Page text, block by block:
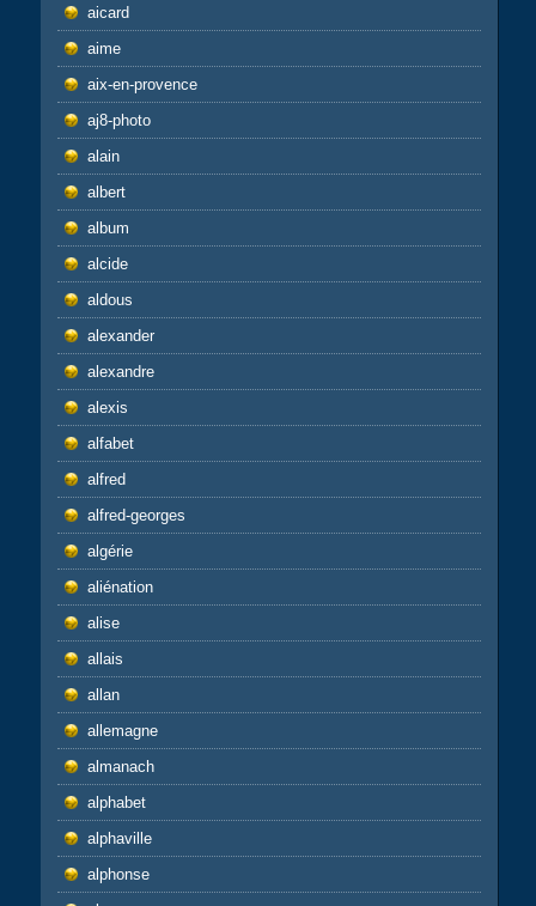
aicard
aime
aix-en-provence
aj8-photo
alain
albert
album
alcide
aldous
alexander
alexandre
alexis
alfabet
alfred
alfred-georges
algérie
aliénation
alise
allais
allan
allemagne
almanach
alphabet
alphaville
alphonse